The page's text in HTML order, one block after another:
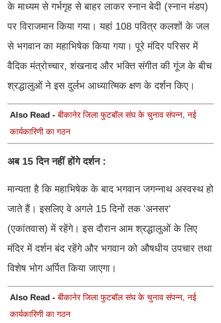
के माध्यम से गर्भगृह से बाहर लाकर स्नान बेदी (स्नान मंडप)
पर विराजमान किया गया। यहां 108 पवित्र कलशों के जल
से भगवान का महाभिषेक किया गया। पूरे मंदिर परिसर में
वैदिक मंत्रोच्चार, शंखनाद और भक्ति संगीत की गूंज के बीच
श्रद्धालुओं ने इस दुर्लभ आध्यात्मिक क्षण के दर्शन किए।
Also Read -बीकानेर जिला फुटबॉल संघ के चुनाव संपन्न, नई
कार्यकारिणी का गठन
अब 15 दिन नहीं होंगे दर्शन :
मान्यता है कि महाभिषेक के बाद भगवान जगन्नाथ अस्वस्थ हो
जाते हैं। इसलिए वे अगले 15 दिनों तक 'अनसर'
(एकांतवास) में रहेंगे। इस दौरान आम श्रद्धालुओं के लिए
मंदिर में दर्शन बंद रहेंगे और भगवान को औषधीय उपचार तथा
विशेष भोग अर्पित किया जाएगा।
Also Read -बीकानेर जिला फुटबॉल संघ के चुनाव संपन्न, नई
कार्यकारिणी का गठन